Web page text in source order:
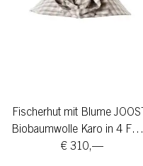
Fischerhut mit Blume JOOST
Biobaumwolle Karo in 4 Farben
€ 310,—